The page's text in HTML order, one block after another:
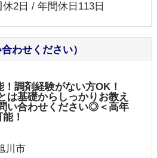
2日 / 年間休日113日
わせください）
調剤経験がない方OK！
は基礎からしっかりお教え
い合わせください◎＜高年
！
川市